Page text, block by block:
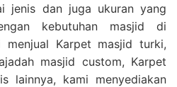
jenis dan juga ukuran yang
kebutuhan masjid di
menjual Karpet masjid turki,
masjid custom, Karpet
lainnya, kami menyediakan